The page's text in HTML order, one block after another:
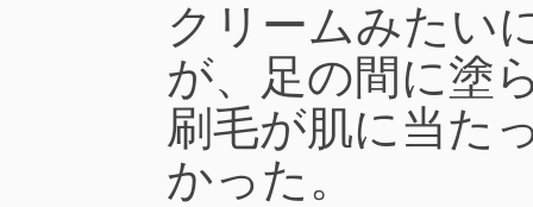
クリームみたい
が、足の間に塗
刷毛が肌に当た
かった。